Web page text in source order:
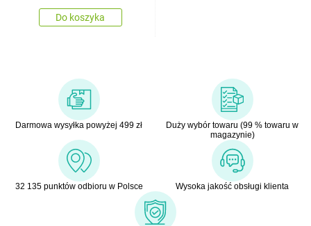
Do koszyka
Darmowa wysyłka powyżej 499 zł
Duży wybór towaru (99 % towaru w
magazynie)
32 135 punktów odbioru w Polsce Wysoka jakość obsługi klienta